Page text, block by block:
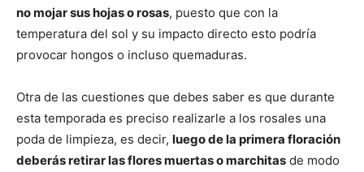
no mojar sus hojas o rosas, puesto que con la
temperatura del sol y su impacto directo esto podría
provocar hongos o incluso quemaduras.
Otra de las cuestiones que debes saber es que durante
esta temporada es preciso realizarle a los rosales una
poda de limpieza, es decir, luego de la primera floración
deberás retirar las flores muertas o marchitas de modo